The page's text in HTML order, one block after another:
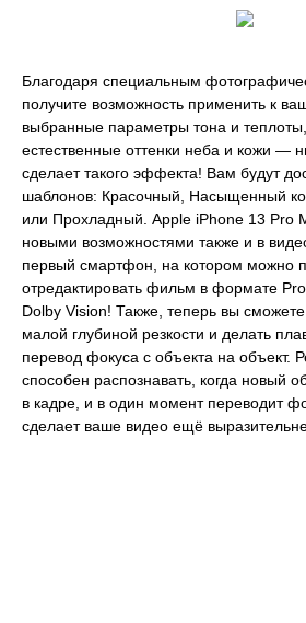
Благодаря специальным
получите возможность применить к
выбранные параметры тона и
естественные оттенки неба и кожи —
сделает такого эффекта! Вам будут
шаблонов: Красочный, Насыщенный
или Прохладный. Apple iPhone 13 Pro
новыми возможностями также и в
первый смартфон, на котором можно
отредактировать фильм в формате
Dolby Vision! Также, теперь вы
малой глубиной резкости и делать
перевод фокуса с объекта на объект.
способен распознавать, когда новый
в кадре, и в один момент переводит
сделает ваше видео ещё